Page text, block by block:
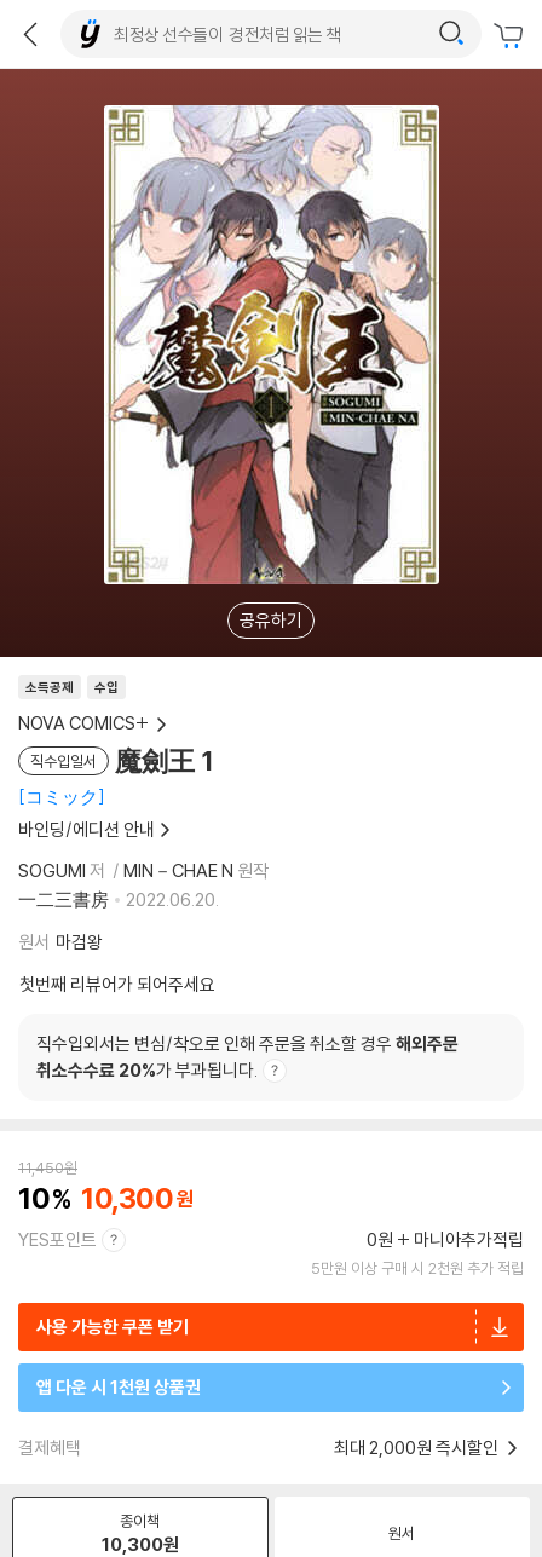
공유하기
소득공제 수입
NOVA COMICS+
직수입일서 魔劍王 1
コミック
바인딩/에디션 안내
SOGUMI 저 MIN－CHAE N 원작
一二三書房
2022.06.20.
원서 마검왕
첫번째 리뷰어가 되어주세요
직수입외서는 변심/착오로 인해 주문을 취소할 경우 해외주문
취소수수료 20%가 부과됩니다.
11,450원
10 10,300
YES포인트 0원 마니아추가적립
5만원 이상 구매 시 2천원 추가 적립
사용 가능한 쿠폰 받기
앱 다운 시 1천원 상품권
결제혜택 최대 2,000원 즉시할인
종이책
10,300원 원서